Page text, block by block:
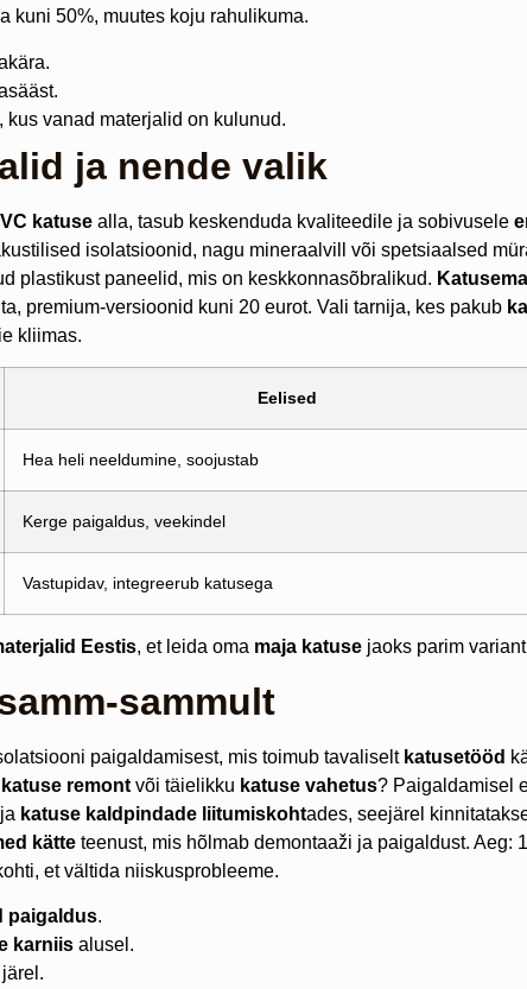
kuni 50%, muutes koju rahulikuma.
kus vanad materjalid on kulunud.
ja nende valik
katuse alla, tasub keskenduda kvaliteedile ja sobivusele
isolatsioonid, nagu mineraalvill või spetsiaalsed
plastikust paneelid, mis on keskkonnasõbralikud.
premium-versioonid kuni 20 eurot. Vali tarnija, kes pakub
kliimas.
Eelised
Hea heli neeldumine, soojustab
Kerge paigaldus, veekindel
Vastupidav, integreerub katusega
Eestis, et leida oma maja katuse jaoks parim
sammult
paigaldamisest, mis toimub tavaliselt katusetööd
katuse remont või täielikku katuse vahetus? Paigaldamisel
ja katuse kaldpindade liitumiskohtades, seejärel
kätte teenust, mis hõlmab demontaaži ja paigaldust. Aeg:
et vältida niiskusprobleeme.
paigaldus.
karniis alusel.
järel.